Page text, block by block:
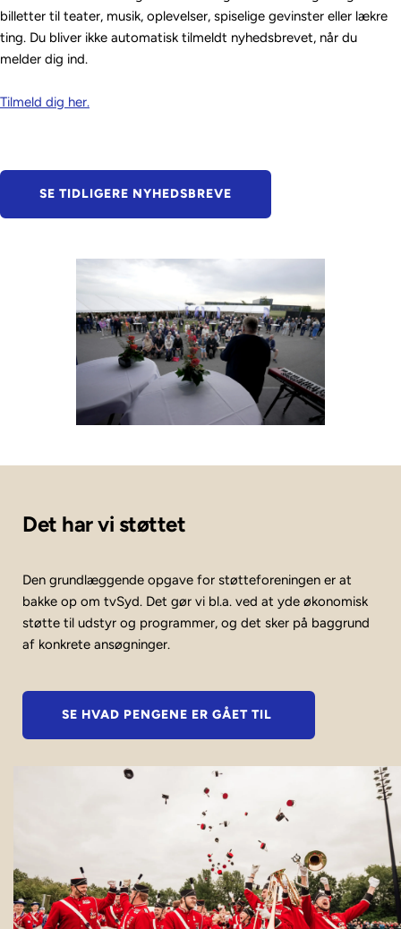
billetter til teater, musik, oplevelser, spiselige gevinster eller lækre
ting. Du bliver ikke automatisk tilmeldt nyhedsbrevet, når du
melder dig ind.
Tilmeld dig her.
SE TIDLIGERE NYHEDSBREVE
Det har vi støttet
Den grundlæggende opgave for støtteforeningen er at
bakke op om tvSyd. Det gør vi bl.a. ved at yde økonomisk
støtte til udstyr og programmer, og det sker på baggrund
af konkrete ansøgninger.
SE HVAD PENGENE ER GÅET TIL